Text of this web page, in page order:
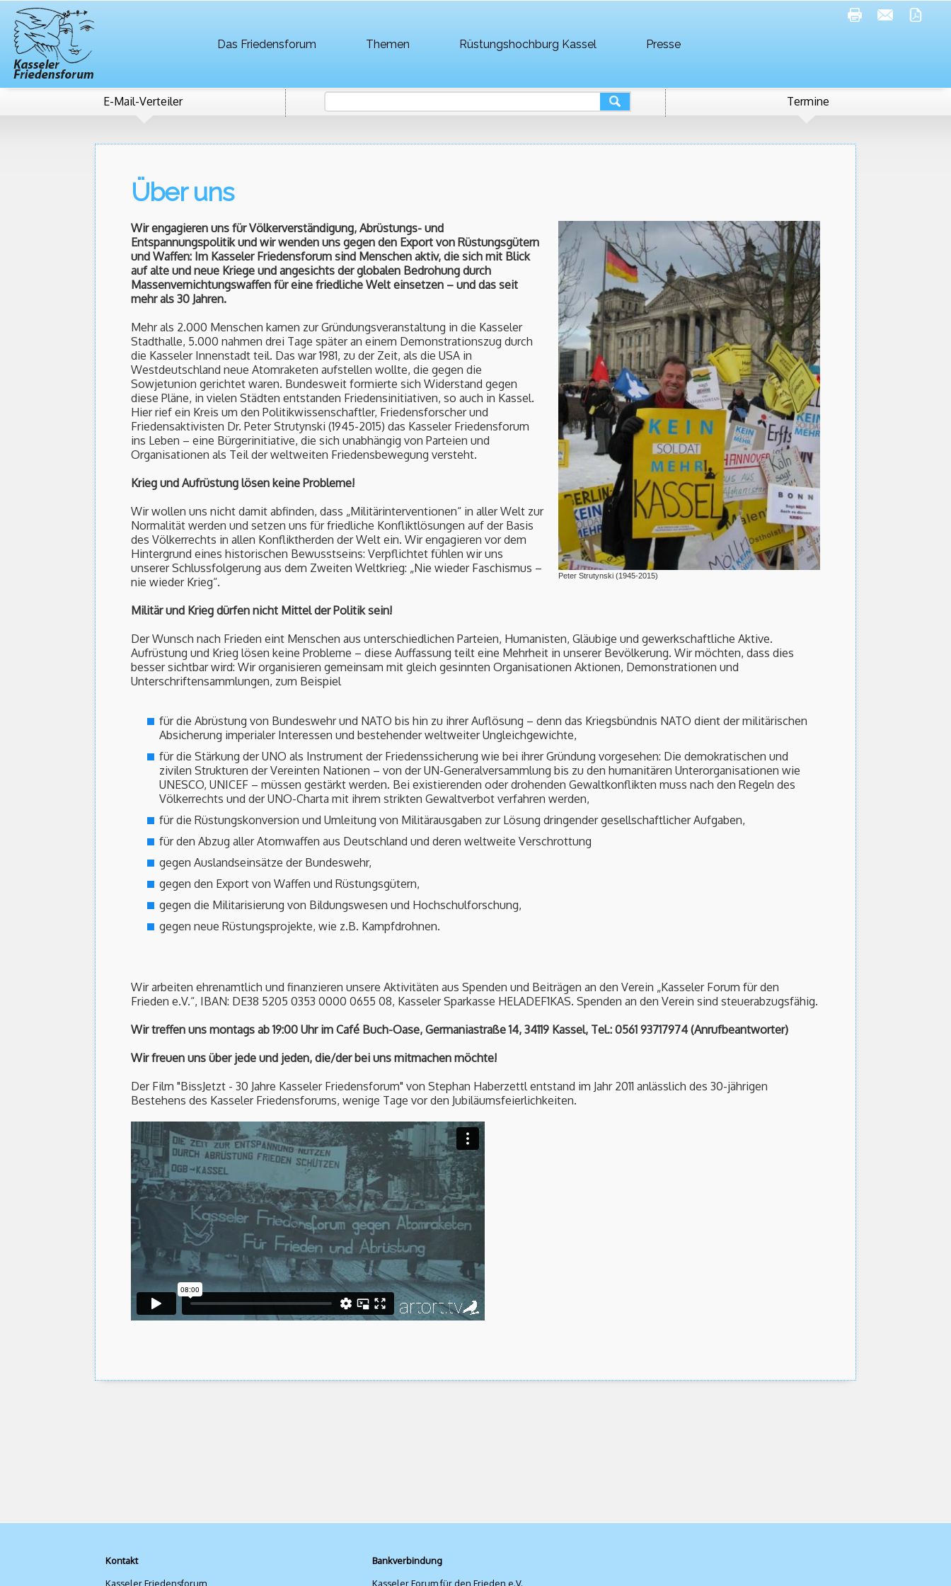
E-Mail-Verteiler Termine
Das Friedensforum Themen Rüstungshochburg Kassel Presse
Über uns
Peter Strutynski (1945-2015)
Wir engagieren uns für Völkerverständigung, Abrüstungs- und
Entspannungspolitik und wir wenden uns gegen den Export von Rüstungsgütern
und Waffen: Im Kasseler Friedensforum sind Menschen aktiv, die sich mit Blick
auf alte und neue Kriege und angesichts der globalen Bedrohung durch
Massenvernichtungswaffen für eine friedliche Welt einsetzen – und das seit
mehr als 30 Jahren.
Mehr als 2.000 Menschen kamen zur Gründungsveranstaltung in die Kasseler
Stadthalle, 5.000 nahmen drei Tage später an einem Demonstrationszug durch
die Kasseler Innenstadt teil. Das war 1981, zu der Zeit, als die USA in
Westdeutschland neue Atomraketen aufstellen wollte, die gegen die
Sowjetunion gerichtet waren. Bundesweit formierte sich Widerstand gegen
diese Pläne, in vielen Städten entstanden Friedensinitiativen, so auch in Kassel.
Hier rief ein Kreis um den Politikwissenschaftler, Friedensforscher und
Friedensaktivisten Dr. Peter Strutynski (1945-2015) das Kasseler Friedensforum
ins Leben – eine Bürgerinitiative, die sich unabhängig von Parteien und
Organisationen als Teil der weltweiten Friedensbewegung versteht.
Krieg und Aufrüstung lösen keine Probleme!
Wir wollen uns nicht damit abfinden, dass „Militärinterventionen“ in aller Welt zur
Normalität werden und setzen uns für friedliche Konfliktlösungen auf der Basis
des Völkerrechts in allen Konfliktherden der Welt ein. Wir engagieren vor dem
Hintergrund eines historischen Bewusstseins: Verpflichtet fühlen wir uns
unserer Schlussfolgerung aus dem Zweiten Weltkrieg: „Nie wieder Faschismus –
nie wieder Krieg“.
Militär und Krieg dürfen nicht Mittel der Politik sein!
Der Wunsch nach Frieden eint Menschen aus unterschiedlichen Parteien, Humanisten, Gläubige und gewerkschaftliche Aktive.
Aufrüstung und Krieg lösen keine Probleme – diese Auffassung teilt eine Mehrheit in unserer Bevölkerung. Wir möchten, dass dies
besser sichtbar wird: Wir organisieren gemeinsam mit gleich gesinnten Organisationen Aktionen, Demonstrationen und
Unterschriftensammlungen, zum Beispiel
für die Abrüstung von Bundeswehr und NATO bis hin zu ihrer Auflösung – denn das Kriegsbündnis NATO dient der militärischen
Absicherung imperialer Interessen und bestehender weltweiter Ungleichgewichte,
für die Stärkung der UNO als Instrument der Friedenssicherung wie bei ihrer Gründung vorgesehen: Die demokratischen und
zivilen Strukturen der Vereinten Nationen – von der UN-Generalversammlung bis zu den humanitären Unterorganisationen wie
UNESCO, UNICEF – müssen gestärkt werden. Bei existierenden oder drohenden Gewaltkonflikten muss nach den Regeln des
Völkerrechts und der UNO-Charta mit ihrem strikten Gewaltverbot verfahren werden,
für die Rüstungskonversion und Umleitung von Militärausgaben zur Lösung dringender gesellschaftlicher Aufgaben,
für den Abzug aller Atomwaffen aus Deutschland und deren weltweite Verschrottung
gegen Auslandseinsätze der Bundeswehr,
gegen den Export von Waffen und Rüstungsgütern,
gegen die Militarisierung von Bildungswesen und Hochschulforschung,
gegen neue Rüstungsprojekte, wie z.B. Kampfdrohnen.
Wir arbeiten ehrenamtlich und finanzieren unsere Aktivitäten aus Spenden und Beiträgen an den Verein „Kasseler Forum für den
Frieden e.V.“, IBAN: DE38 5205 0353 0000 0655 08, Kasseler Sparkasse HELADEF1KAS. Spenden an den Verein sind steuerabzugsfähig.
Wir treffen uns montags ab 19:00 Uhr im Café Buch-Oase, Germaniastraße 14, 34119 Kassel, Tel.: 0561 93717974 (Anrufbeantworter)
Wir freuen uns über jede und jeden, die/der bei uns mitmachen möchte!
Der Film "BissJetzt - 30 Jahre Kasseler Friedensforum" von Stephan Haberzettl entstand im Jahr 2011 anlässlich des 30-jährigen
Bestehens des Kasseler Friedensforums, wenige Tage vor den Jubiläumsfeierlichkeiten.
Kontakt
Kasseler Friedensforum
Bankverbindung
Kasseler Forum für den Frieden e.V.